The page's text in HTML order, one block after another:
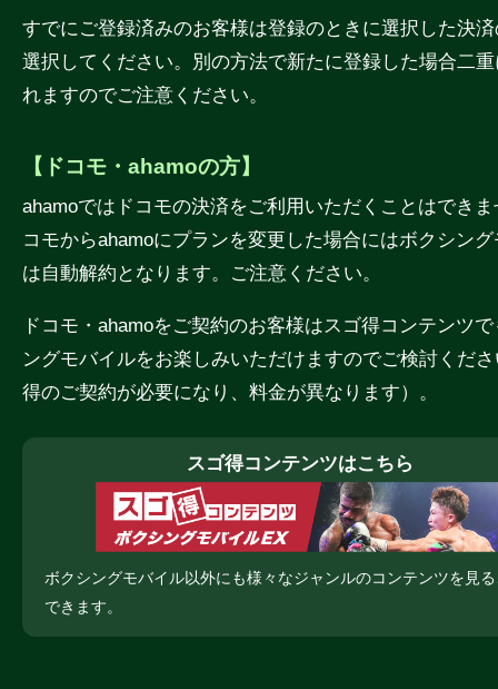
すでにご登録済みのお客様は登録のときに選択した決
選択してください。別の方法で新たに登録した場合二
れますのでご注意ください。
【ドコモ・ahamoの方】
ahamoではドコモの決済をご利用いただくことはでき
コモからahamoにプランを変更した場合にはボクシン
は自動解約となります。ご注意ください。
ドコモ・ahamoをご契約のお客様はスゴ得コンテンツ
ングモバイルをお楽しみいただけますのでご検討くだ
得のご契約が必要になり、料金が異なります）。
スゴ得コンテンツはこちら
ボクシングモバイル以外にも様々なジャンルのコンテンツを見
できます。